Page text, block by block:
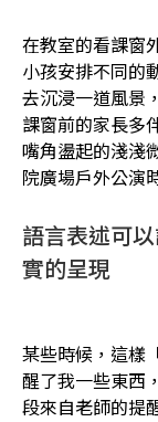
在教室的看課窗
小孩安排不同的
去沉浸一道風景
課窗前的家長多
嘴角盪起的淺淺
院廣場戶外公演
語言表述可
實的呈現
某些時候，這樣
醒了我一些東西
段來自老師的提